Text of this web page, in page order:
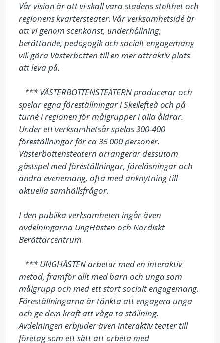
Vår vision är att vi skall vara stadens stolthet och
regionens kvartersteater. Vår verksamhetsidé är
att vi genom scenkonst, underhållning,
berättande, pedagogik och socialt engagemang
vill göra Västerbotten till en mer attraktiv plats
att leva på.
spelar egna föreställningar i Skellefteå och på
turné i regionen för målgrupper i alla åldrar.
Under ett verksamhetsår spelas 300-400
föreställningar för ca 35 000 personer.
Västerbottensteatern arrangerar dessutom
gästspel med föreställningar, föreläsningar och
andra evenemang, ofta med anknytning till
aktuella samhällsfrågor.
I den publika verksamheten ingår även
avdelningarna UngHästen och Nordiskt
Berättarcentrum.
metod, framför allt med barn och unga som
målgrupp och med ett stort socialt engagemang.
Föreställningarna är tänkta att engagera unga
och ge dem kraft att våga ta ställning.
Avdelningen erbjuder även interaktiv teater till
företag som ett sätt att arbeta med